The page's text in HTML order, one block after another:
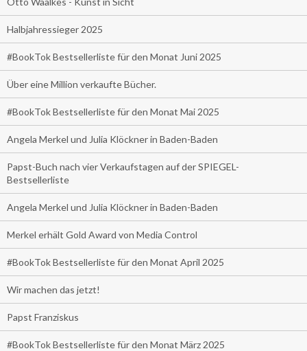
Halbjahressieger 2025
#BookTok Bestsellerliste für den Monat Juni 2025
Über eine Million verkaufte Bücher.
#BookTok Bestsellerliste für den Monat Mai 2025
Angela Merkel und Julia Klöckner in Baden-Baden
Papst-Buch nach vier Verkaufstagen auf der SPIEGEL-
Bestsellerliste
Angela Merkel und Julia Klöckner in Baden-Baden
Merkel erhält Gold Award von Media Control
#BookTok Bestsellerliste für den Monat April 2025
Wir machen das jetzt!
Papst Franziskus
#BookTok Bestsellerliste für den Monat März 2025